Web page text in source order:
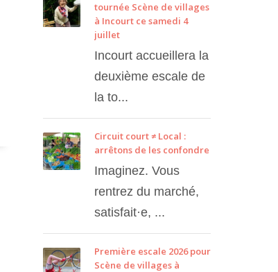
tournée Scène de villages
à Incourt ce samedi 4
juillet
Incourt accueillera la
deuxième escale de
la to...
Circuit court ≠ Local :
arrêtons de les confondre
Imaginez. Vous
rentrez du marché,
satisfait·e, ...
Première escale 2026 pour
Scène de villages à